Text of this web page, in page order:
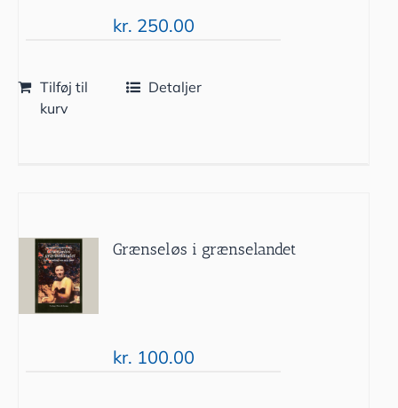
kr. 250.00
Tilføj til
kurv
Detaljer
Grænseløs i grænselandet
kr. 100.00